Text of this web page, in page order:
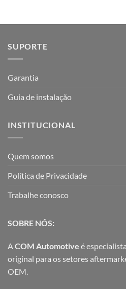
SUPORTE
Garantia
Guia de instalação
INSTITUCIONAL
Quem somos
Política de Privacidade
Trabalhe conosco
SOBRE NÓS:
ACOM Automotive é
original para os setores
OEM.